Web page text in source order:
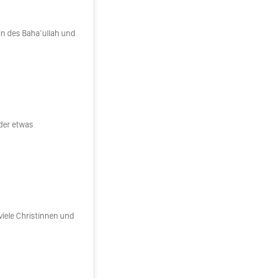
des Baha’ullah und
etwas
Christinnen und